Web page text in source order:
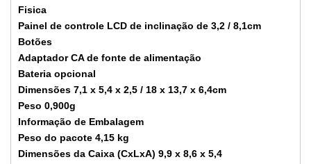
Fisica
Painel de controle LCD de inclinação de 3,2 / 8,1cm
Botões
Adaptador CA de fonte de alimentação
Bateria opcional
Dimensões 7,1 x 5,4 x 2,5 / 18 x 13,7 x 6,4cm
Peso 0,900g
Informação de Embalagem
Peso do pacote 4,15 kg
Dimensões da Caixa (CxLxA) 9,9 x 8,6 x 5,4